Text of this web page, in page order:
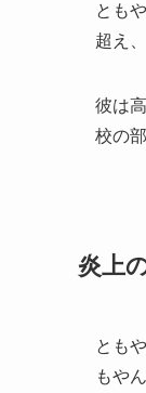
とも
超え
彼は
校の
炎上
とも
もや